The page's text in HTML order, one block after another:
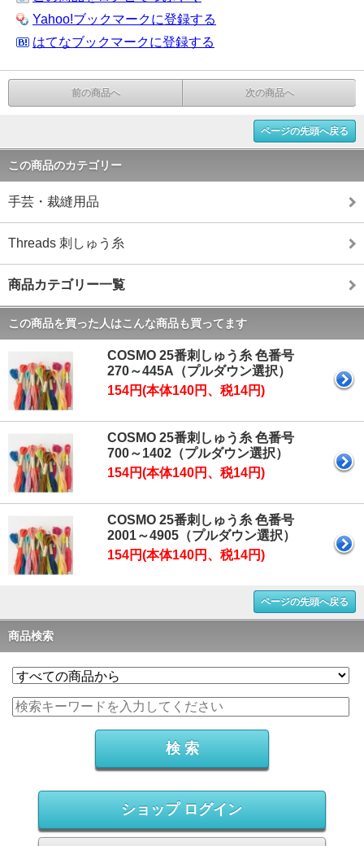
Yahoo!ブックマークに登録する
はてなブックマークに登録する
前の商品へ 次の商品へ
ページの先頭へ戻る
この商品のカテゴリー
手芸・裁縫用品
Threads 刺しゅう糸
商品カテゴリー一覧
この商品を買った人はこんな商品も買ってます
COSMO 25番刺しゅう糸 色番号
270～445A（プルダウン選択）
154円(本体140円、税14円)
COSMO 25番刺しゅう糸 色番号
700～1402（プルダウン選択）
154円(本体140円、税14円)
COSMO 25番刺しゅう糸 色番号
2001～4905（プルダウン選択）
154円(本体140円、税14円)
ページの先頭へ戻る
商品検索
ショップ ログイン